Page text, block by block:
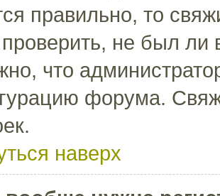
правильно, то
не был ли
что
форума.
наверх